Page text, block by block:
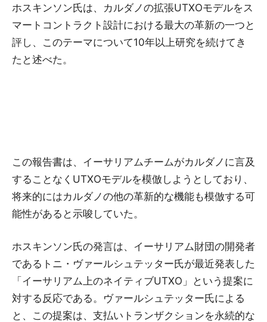
ホスキンソン氏は、カルダノの拡張UTXOモデルをス
マートコントラクト設計における最大の革新の一つと
評し、このテーマについて10年以上研究を続けてき
たと述べた。
この報告書は、イーサリアムチームがカルダノに言及
することなくUTXOモデルを模倣しようとしており、
将来的にはカルダノの他の革新的な機能も模倣する可
能性があると示唆していた。
ホスキンソン氏の発言は、イーサリアム財団の開発者
であるトニ・ヴァールシュテッター氏が最近発表した
「イーサリアム上のネイティブUTXO」という提案に
対する反応である。ヴァールシュテッター氏による
と、この提案は、支払いトランザクションを永続的な